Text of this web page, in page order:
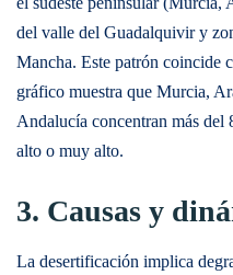
del valle del Guadalquivir y
Mancha. Este patrón coincide
gráfico muestra que Murcia,
Andalucía concentran más del
alto o muy alto.
3. Causas y
La desertificación implica